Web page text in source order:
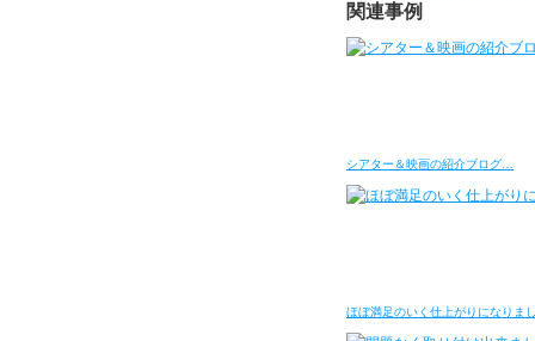
関連事例
シアター＆映画の紹介ブログ…
ほぼ満足のいく仕上がりになりま